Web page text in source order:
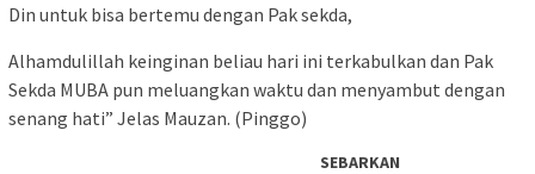
Din untuk bisa bertemu dengan Pak sekda,
Alhamdulillah keinginan beliau hari ini terkabulkan dan Pak
Sekda MUBA pun meluangkan waktu dan menyambut dengan
senang hati” Jelas Mauzan. (Pinggo)
SEBARKAN